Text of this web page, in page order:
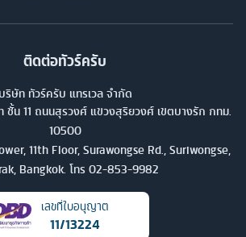
ติดต่อทัวร์ครับ
บริษัท ทัวร์ครับ แทรเวล จำกัด
ชั้น 11 ถนนสุรวงศ์ แขวงสุริยวงศ์ เขตบางรัก กทม.
10500
11th Floor, Surawongse Rd., Suriwongse,
Bangkok. โทร 02-853-9982
เลขที่ใบอนุญาต
11/13224